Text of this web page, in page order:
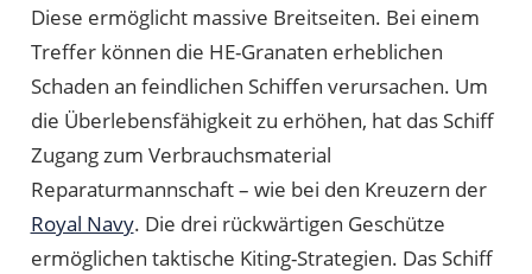
Diese ermöglicht massive Breitseiten. Bei einem
Treffer können die HE-Granaten erheblichen
Schaden an feindlichen Schiffen verursachen. Um
die Überlebensfähigkeit zu erhöhen, hat das Schiff
Zugang zum Verbrauchsmaterial
Reparaturmannschaft – wie bei den Kreuzern der
Royal Navy. Die drei rückwärtigen Geschütze
ermöglichen taktische Kiting-Strategien. Das Schiff